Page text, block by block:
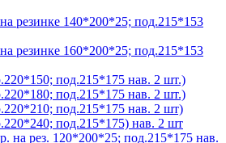
резинке 140*200*25; под.215*153
резинке 160*200*25; под.215*153
под.215*175 нав. 2 шт.)
под.215*175 нав. 2 шт.)
под.215*175 нав. 2 шт)
под.215*175) нав. 2 шт
на рез. 120*200*25; под.215*175 нав.